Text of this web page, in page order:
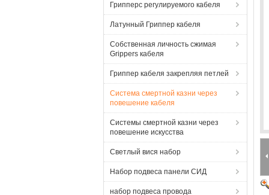
Грипперс регулируемого кабеля
Латунный Гриппер кабеля
Собственная личность сжимая
Grippers кабеля
Гриппер кабеля закрепляя петлей
Система смертной казни через
повешение кабеля
Системы смертной казни через
повешение искусства
Светлый вися набор
Набор подвеса панели СИД
набор подвеса провода